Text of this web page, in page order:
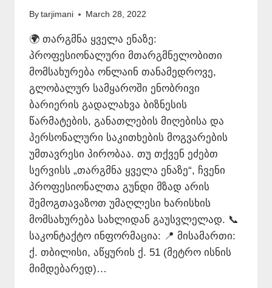
By tarjimani March 28, 2022
🌍 თარგმნა ყველა ენაზე:
პროფესიონალური მთარგმნელობითი
მომსახურება ონლაინ თანამედროვე,
გლობალურ სამყაროში ენობრივი
ბარიერის გადალახვა ბიზნესის
წარმატების, განათლების მიღებისა და
პერსონალური საკითხების მოგვარების
უმთავრესი პირობაა. თუ თქვენ ეძებთ
სერვისს „თარგმნა ყველა ენაზე“, ჩვენი
პროფესიონალთა გუნდი მზად არის
შემოგთავაზოთ უმაღლესი ხარისხის
მომსახურება სახლიდან გაუსვლელად. 📞
საკონტაქტო ინფორმაცია: 📍 მისამართი:
ქ. თბილისი, აწყურის ქ. 51 (მეტრო ისნის
მიმდებარედ)…